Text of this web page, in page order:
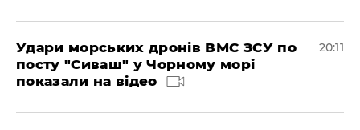
Удари морських дронів ВМС ЗСУ по
посту "Сиваш" у Чорному морі
показали на відео
20:11